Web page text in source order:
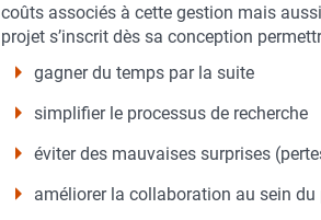
coûts associés à cette gestion mais
projet s’inscrit dès sa conception
gagner du temps par la suite
simplifier le processus de recherche
éviter des mauvaises surprises
améliorer la collaboration au sein du